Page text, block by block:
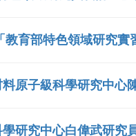
育部特色領域研究實
原子級科學研究中心
研究中心白偉武研究